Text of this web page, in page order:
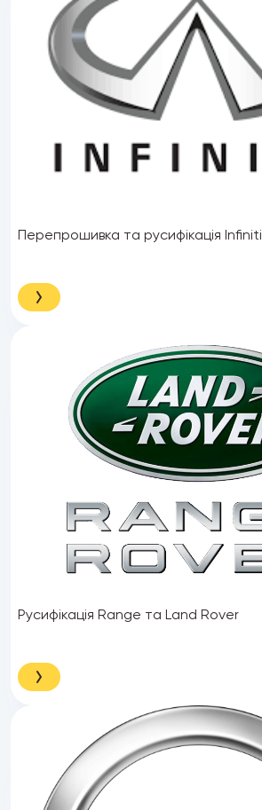
Перепрошивка та русифікація Infiniti
Русифікація Range та Land Rover